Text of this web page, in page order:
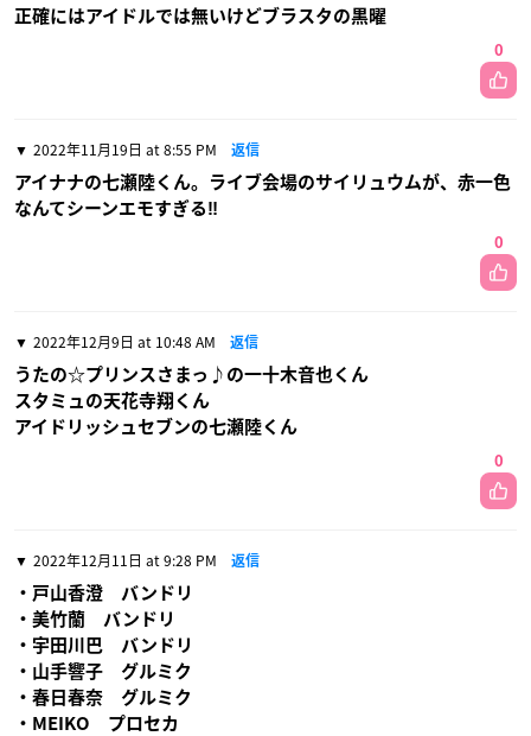
正確にはアイドルでは無いけどブラスタの黒曜
0
2022年11月19日 at 8:55 PM 返信
アイナナの七瀬陸くん。ライブ会場のサイリュウムが、赤一色
なんてシーンエモすぎる‼️
0
2022年12月9日 at 10:48 AM 返信
うたの☆プリンスさまっ♪の一十木音也くん
スタミュの天花寺翔くん
アイドリッシュセブンの七瀬陸くん
0
2022年12月11日 at 9:28 PM 返信
・戸山香澄 バンドリ
・美竹蘭 バンドリ
・宇田川巴 バンドリ
・山手響子 グルミク
・春日春奈 グルミク
・MEIKO プロセカ